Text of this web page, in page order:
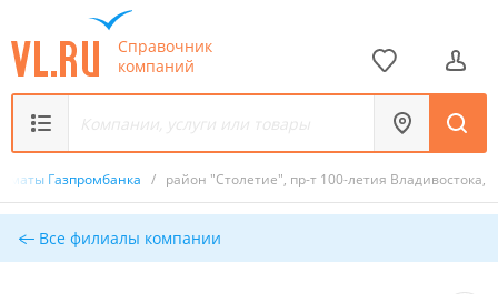
Справочник
компаний
Газпромбанка / район "Столетие", пр-т 100-летия Владивостока,
Все филиалы компании